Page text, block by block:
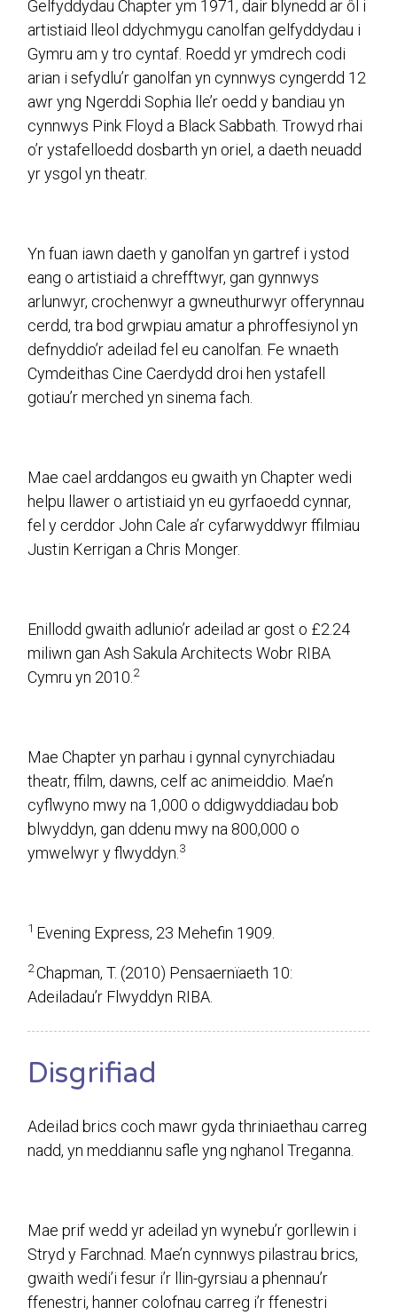
Gelfyddydau Chapter ym 1971, dair blynedd ar ôl i
artistiaid lleol ddychmygu canolfan gelfyddydau i
Gymru am y tro cyntaf. Roedd yr ymdrech codi
arian i sefydlu’r ganolfan yn cynnwys cyngerdd 12
awr yng Ngerddi Sophia lle’r oedd y bandiau yn
cynnwys Pink Floyd a Black Sabbath. Trowyd rhai
o’r ystafelloedd dosbarth yn oriel, a daeth neuadd
yr ysgol yn theatr.
Yn fuan iawn daeth y ganolfan yn gartref i ystod
eang o artistiaid a chrefftwyr, gan gynnwys
arlunwyr, crochenwyr a gwneuthurwyr offerynnau
cerdd, tra bod grwpiau amatur a phroffesiynol yn
defnyddio’r adeilad fel eu canolfan. Fe wnaeth
Cymdeithas Cine Caerdydd droi hen ystafell
gotiau’r merched yn sinema fach.
Mae cael arddangos eu gwaith yn Chapter wedi
helpu llawer o artistiaid yn eu gyrfaoedd cynnar,
fel y cerddor John Cale a’r cyfarwyddwyr ffilmiau
Justin Kerrigan a Chris Monger.
Enillodd gwaith adlunio’r adeilad ar gost o £2.24
miliwn gan Ash Sakula Architects Wobr RIBA
Cymru yn 2010. 2
Mae Chapter yn parhau i gynnal cynyrchiadau
theatr, ffilm, dawns, celf ac animeiddio. Mae’n
cyflwyno mwy na 1,000 o ddigwyddiadau bob
blwyddyn, gan ddenu mwy na 800,000 o
ymwelwyr y flwyddyn. 3
1 Evening Express, 23 Mehefin 1909.
2Chapman, T. (2010) Pensaernïaeth 10:
Adeiladau’r Flwyddyn RIBA.
Disgrifiad
Adeilad brics coch mawr gyda thriniaethau carreg
nadd, yn meddiannu safle yng nghanol Treganna.
Mae prif wedd yr adeilad yn wynebu’r gorllewin i
Stryd y Farchnad. Mae’n cynnwys pilastrau brics,
gwaith wedi’i fesur i’r llin-gyrsiau a phennau’r
ffenestri, hanner colofnau carreg i’r ffenestri